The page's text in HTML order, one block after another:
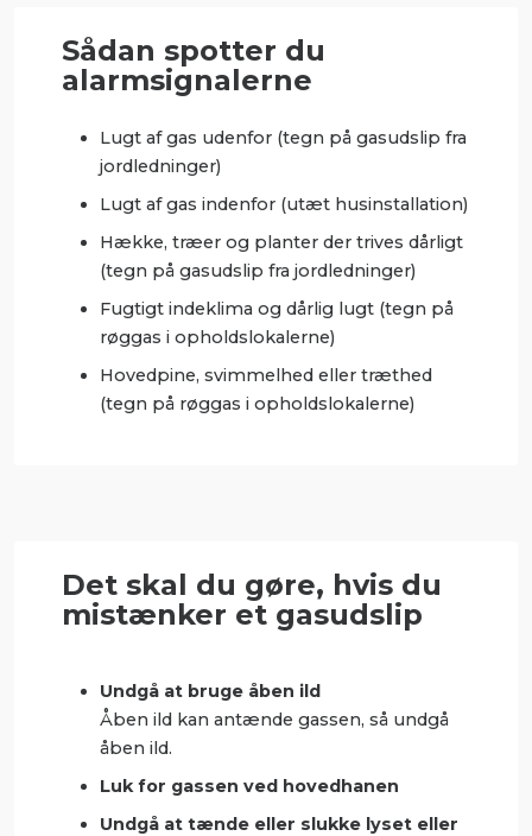
Sådan spotter du
alarmsignalerne
Lugt af gas udenfor (tegn på gasudslip fra
jordledninger)
Lugt af gas indenfor (utæt husinstallation)
Hække, træer og planter der trives dårligt
(tegn på gasudslip fra jordledninger)
Fugtigt indeklima og dårlig lugt (tegn på
røggas i opholdslokalerne)
Hovedpine, svimmelhed eller træthed
(tegn på røggas i opholdslokalerne)
Det skal du gøre, hvis du
mistænker et gasudslip
Undgå at bruge åben ild
Åben ild kan antænde gassen, så undgå
åben ild.
Luk for gassen ved hovedhanen
Undgå at tænde eller slukke lyset eller